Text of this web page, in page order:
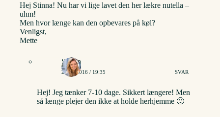
Hej Stinna! Nu har vi lige lavet den her lækre nutella –
uhm!
Men hvor længe kan den opbevares på køl?
Venligst,
Mette
Stinna
23/10/2016 / 19:35 SVAR
Hej! Jeg tænker 7-10 dage. Sikkert længere! Men
så længe plejer den ikke at holde herhjemme 🙂